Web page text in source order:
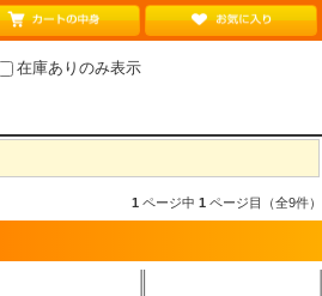
在庫ありのみ表示
1 ページ中 1 ページ目（全9件）